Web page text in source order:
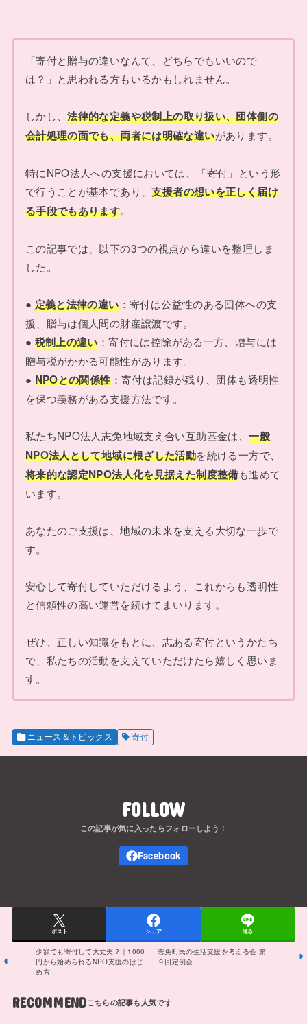
「寄付と贈与の違いなんて、どちらでもいいので
は？」と思われる方もいるかもしれません。
しかし、法律的な定義や税制上の取り扱い、団体側の
会計処理の面でも、両者には明確な違いがあります。
特にNPO法人への支援においては、「寄付」という形
で行うことが基本であり、支援者の想いを正しく届け
る手段でもあります。
この記事では、以下の3つの視点から違いを整理しま
した。
● 定義と法律の違い：寄付は公益性のある団体への支
援、贈与は個人間の財産譲渡です。
● 税制上の違い：寄付には控除がある一方、贈与には
贈与税がかかる可能性があります。
● NPOとの関係性：寄付は記録が残り、団体も透明性
を保つ義務がある支援方法です。
私たちNPO法人志免地域支え合い互助基金は、一般
NPO法人として地域に根ざした活動を続ける一方で、
将来的な認定NPO法人化を見据えた制度整備も進めて
います。
あなたのご支援は、地域の未来を支える大切な一歩で
す。
安心して寄付していただけるよう、これからも透明性
と信頼性の高い運営を続けてまいります。
ぜひ、正しい知識をもとに、志ある寄付というかたち
で、私たちの活動を支えていただけたら嬉しく思いま
す。
ニュース＆トピックス 寄付
FOLLOW
ポスト シェア 送る
少額でも寄付して大丈夫？｜1000
円から始められるNPO支援のはじ
め方
志免町民の生活支援を考える会 第
９回定例会
RECOMMEND